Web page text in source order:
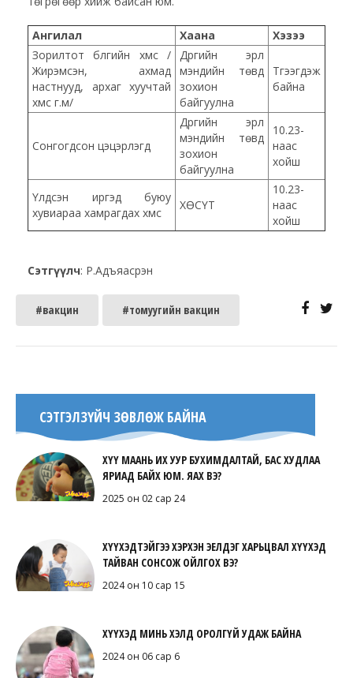
Ангилал Хаана
Хэзээ
Зорилтот бүлгийн хүмүүс /
Жирэмсэн, ахмад
настнууд, архаг хуучтай
хүмүүс г.м/
Дүүргийн эрүүл
мэндийн төвүүд
зохион
байгуулна
Түгээгдэж
байна
Сонгогдсон цэцэрлэгүүд
Дүүргийн эрүүл
мэндийн төвүүд
зохион
байгуулна
10.23-
наас
хойш
Үлдсэн иргэд буюу
хувиараа хамрагдах хүмүүс
ХӨСҮТ
10.23-
наас
хойш
Сэтгүүлч: Р.Адъяасүрэн
#вакцин #томуугийн вакцин
СЭТГЭЛЗҮЙЧ ЗӨВЛӨЖ БАЙНА
ХҮҮ МААНЬ ИХ УУР БУХИМДАЛТАЙ, БАС ХУДЛАА
ЯРИАД БАЙХ ЮМ. ЯАХ ВЭ?
2025 он 02 сар 24
ХҮҮХЭДТЭЙГЭЭ ХЭРХЭН ЭЕЛДЭГ ХАРЬЦВАЛ ХҮҮХЭД
ТАЙВАН СОНСОЖ ОЙЛГОХ ВЭ?
2024 он 10 сар 15
ХҮҮХЭД МИНЬ ХЭЛД ОРОЛГҮЙ УДАЖ БАЙНА
2024 он 06 сар 6